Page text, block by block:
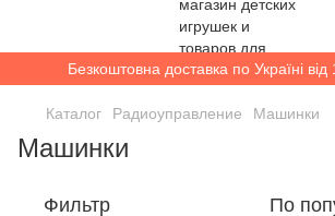
Безкоштовна доставка по Україні від
Каталог Радиоуправление Машинки
Машинки
Фильтр По